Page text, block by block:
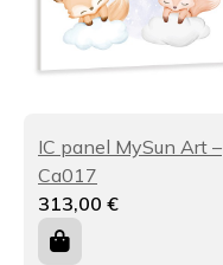
IC panel MySun Art –
Ca017
313,00 €